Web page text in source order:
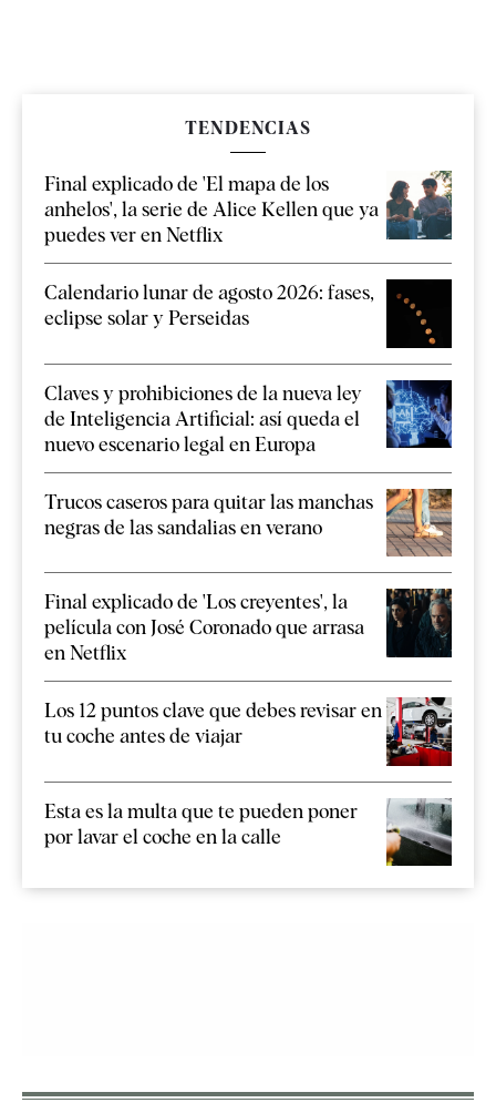
TENDENCIAS
Final explicado de 'El mapa de los
anhelos', la serie de Alice Kellen que ya
puedes ver en Netflix
Calendario lunar de agosto 2026: fases,
eclipse solar y Perseidas
Claves y prohibiciones de la nueva ley
de Inteligencia Artificial: así queda el
nuevo escenario legal en Europa
Trucos caseros para quitar las manchas
negras de las sandalias en verano
Final explicado de 'Los creyentes', la
película con José Coronado que arrasa
en Netflix
Los 12 puntos clave que debes revisar en
tu coche antes de viajar
Esta es la multa que te pueden poner
por lavar el coche en la calle